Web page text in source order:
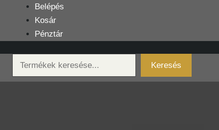
tartalomba
Belépés
Kosár
Pénztár
Keresés
Keresés